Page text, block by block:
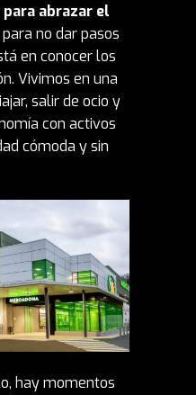
abrazar el
no dar pasos
en conocer los
Vivimos en una
salir de ocio y
con activos
cómoda y sin
hay momentos